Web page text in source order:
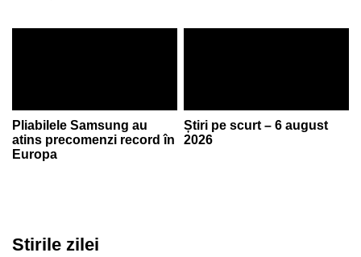
Pliabilele Samsung au
atins precomenzi record în
Europa
Știri pe scurt – 6 august
2026
Stirile zilei